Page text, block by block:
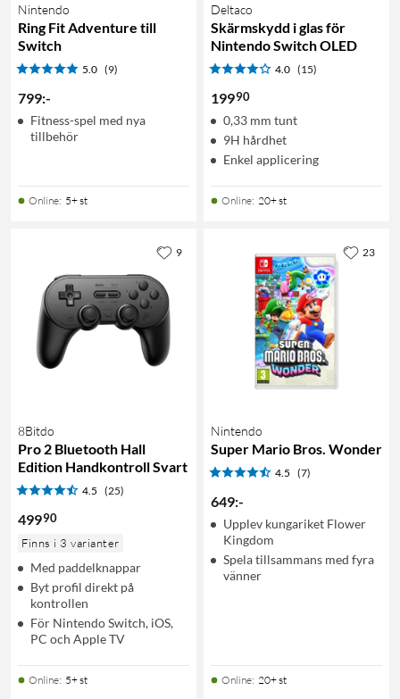
Nintendo
Ring Fit Adventure till
Switch
5.0 (9)
799:-
Fitness-spel med nya
tillbehör
Online: 5+ st
Deltaco
Skärmskydd i glas för
Nintendo Switch OLED
4.0 (15)
19990
0,33 mm tunt
9H hårdhet
Enkel applicering
Online: 20+ st
8Bitdo
Pro 2 Bluetooth Hall
Edition Handkontroll Svart
4.5 (25)
49990
Finns i 3 varianter
Med paddelknappar
Byt profil direkt på
kontrollen
För Nintendo Switch, iOS,
PC och Apple TV
Online: 5+ st
9
Nintendo
Super Mario Bros. Wonder
4.5 (7)
649:-
Upplev kungariket Flower
Kingdom
Spela tillsammans med fyra
vänner
Online: 20+ st
23